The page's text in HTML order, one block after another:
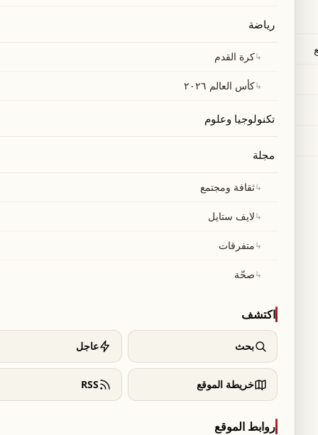
رياضة
↳كرة القدم
↳كأس العالم ٢٠٢٦
تكنولوجيا وعلوم
مجلة
↳ثقافة ومجتمع
↳لايف ستايل
↳متفرقات
↳صحّة
اكتشف
بحث عاجل
خريطة الموقع RSS
روابط الموقع